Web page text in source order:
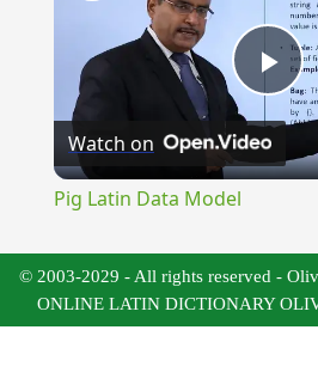
Watch on
Pig Latin Data Model
© 2003-2029 - All rights reserved -
ONLINE LATIN DICTIONARY